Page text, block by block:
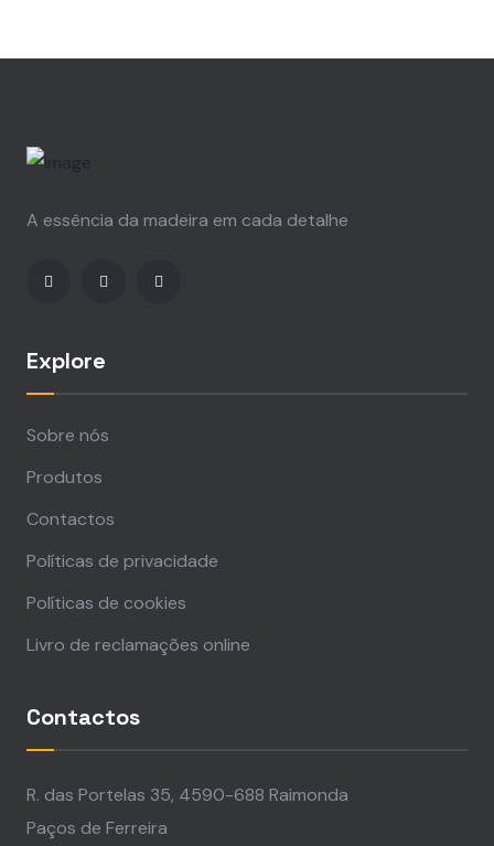
A essência da madeira em cada detalhe
Explore
Sobre nós
Produtos
Contactos
Políticas de privacidade
Políticas de cookies
Livro de reclamações online
Contactos
R. das Portelas 35, 4590-688 Raimonda
Paços de Ferreira